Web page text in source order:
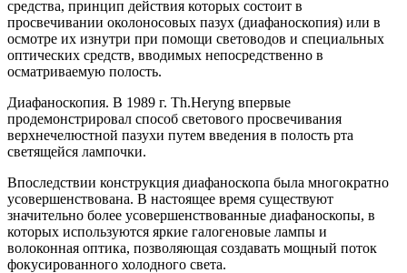
средства, принцип действия которых состоит в
просвечивании околоносовых пазух (диафаноскопия) или в
осмотре их изнутри при помощи световодов и специальных
оптических средств, вводимых непосредственно в
осматриваемую полость.
Диафаноскопия. В 1989 г. Th.Heryng впервые
продемонстрировал способ светового просвечивания
верхнечелюстной пазухи путем введения в полость рта
светящейся лампочки.
Впоследствии конструкция диафаноскопа была многократно
усовершенствована. В настоящее время существуют
значительно более усовершенствованные диафаноскопы, в
которых используются яркие галогеновые лампы и
волоконная оптика, позволяющая создавать мощный поток
фокусированного холодного света.